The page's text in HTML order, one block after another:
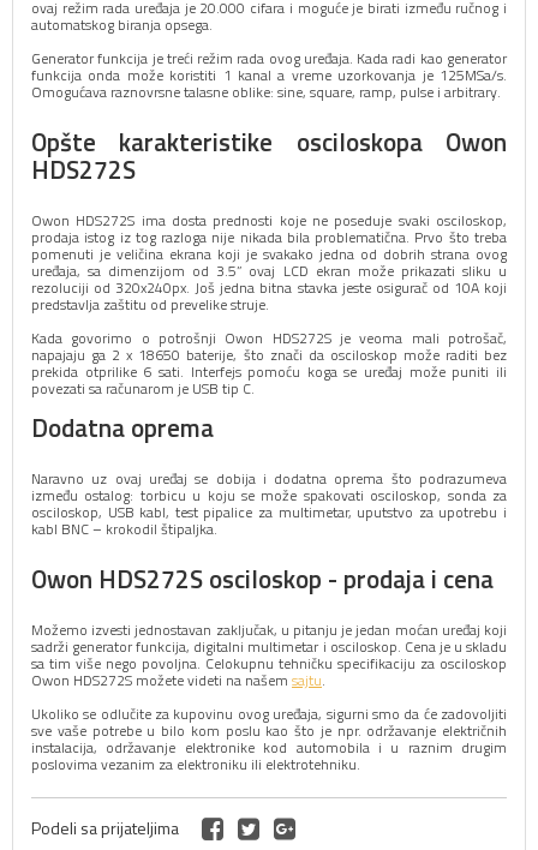
ovaj režim rada uređaja je 20.000 cifara i moguće je birati između ručnog i
automatskog biranja opsega.
Generator funkcija je treći režim rada ovog uređaja. Kada radi kao generator
funkcija onda može koristiti 1 kanal a vreme uzorkovanja je 125MSa/s.
Omogućava raznovrsne talasne oblike: sine, square, ramp, pulse i arbitrary.
Opšte karakteristike osciloskopa Owon
HDS272S
Owon HDS272S ima dosta prednosti koje ne poseduje svaki osciloskop,
prodaja istog iz tog razloga nije nikada bila problematična. Prvo što treba
pomenuti je veličina ekrana koji je svakako jedna od dobrih strana ovog
uređaja, sa dimenzijom od 3.5” ovaj LCD ekran može prikazati sliku u
rezoluciji od 320x240px. Još jedna bitna stavka jeste osigurač od 10A koji
predstavlja zaštitu od prevelike struje.
Kada govorimo o potrošnji Owon HDS272S je veoma mali potrošač,
napajaju ga 2 x 18650 baterije, što znači da osciloskop može raditi bez
prekida otprilike 6 sati. Interfejs pomoću koga se uređaj može puniti ili
povezati sa računarom je USB tip C.
Dodatna oprema
Naravno uz ovaj uređaj se dobija i dodatna oprema što podrazumeva
između ostalog: torbicu u koju se može spakovati osciloskop, sonda za
osciloskop, USB kabl, test pipalice za multimetar, uputstvo za upotrebu i
kabl BNC – krokodil štipaljka.
Owon HDS272S osciloskop - prodaja i cena
Možemo izvesti jednostavan zaključak, u pitanju je jedan moćan uređaj koji
sadrži generator funkcija, digitalni multimetar i osciloskop. Cena je u skladu
sa tim više nego povoljna. Celokupnu tehničku specifikaciju za osciloskop
Owon HDS272S možete videti na našem sajtu.
Ukoliko se odlučite za kupovinu ovog uređaja, sigurni smo da će zadovoljiti
sve vaše potrebe u bilo kom poslu kao što je npr. održavanje električnih
instalacija, održavanje elektronike kod automobila i u raznim drugim
poslovima vezanim za elektroniku ili elektrotehniku.
Podeli sa prijateljima